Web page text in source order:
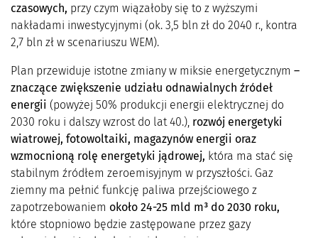
czasowych, przy czym wiązałoby się to z wyższymi
nakładami inwestycyjnymi (ok. 3,5 bln zł do 2040 r., kontra
2,7 bln zł w scenariuszu WEM).
Plan przewiduje istotne zmiany w miksie energetycznym –
znaczące zwiększenie udziału odnawialnych źródeł
energii (powyżej 50% produkcji energii elektrycznej do
2030 roku i dalszy wzrost do lat 40.), rozwój energetyki
wiatrowej, fotowoltaiki, magazynów energii oraz
wzmocnioną rolę energetyki jądrowej, która ma stać się
stabilnym źródłem zeroemisyjnym w przyszłości. Gaz
ziemny ma pełnić funkcję paliwa przejściowego z
zapotrzebowaniem około 24-25 mld m³ do 2030 roku,
które stopniowo będzie zastępowane przez gazy